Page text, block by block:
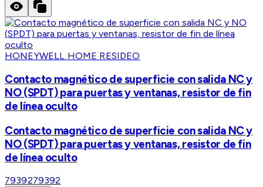
HONEYWELL HOME RESIDEO
Contacto magnético de superficie con salida NC y
NO (SPDT) para puertas y ventanas, resistor de fin
de línea oculto
Contacto magnético de superficie con salida NC y
NO (SPDT) para puertas y ventanas, resistor de fin
de línea oculto
7939279392